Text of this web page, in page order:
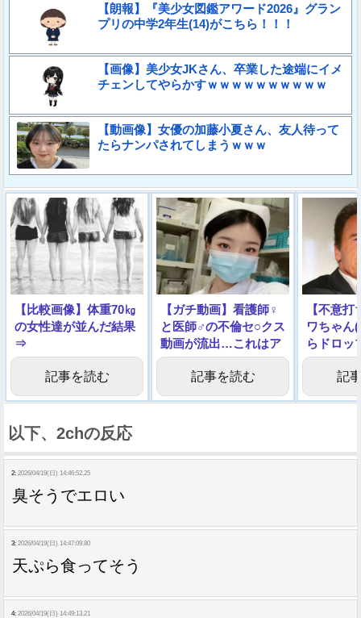
【朗報】『美少女図鑑アワード2026』グラン
プリの中学2年生(14)がこちら！！！
【画像】美少女JKさん、卒業した途端にイメ
チェンしてやらかすｗｗｗｗｗｗｗｗｗｗ
【動画像】女優の加藤小夏さん、友人待って
たらナンパされてしまうｗｗｗ
【比較画像】体重70㎏
の女性達が並んだ結果
⇒
記事を読む
【ガチ動画】看護師♀
と医師♂の不倫セ○クス
動画が流出…これはア
ウト
記事を読む
【不意
ワちゃん
らドロッ
た結果
記
以下、2chの反応
2: 2026/04/19(日) 14:46:52.25
臭そうでエロい
3: 2026/04/19(日) 14:47:09.80
天ぷら食ってそう
4: 2026/04/19(日) 14:49:13.21